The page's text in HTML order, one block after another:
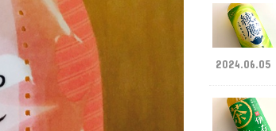
2024.06.05